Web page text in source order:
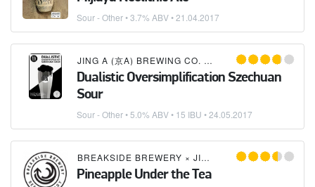
Sour - Other• 3.7% ABV •21.04.2017
JING A (京A) BREWING CO. PASTEUR STREET
Dualistic Oversimplification Szechuan
Sour
Sour - Other• 5.0% ABV • 15 IBU •24.05.2017
BREAKSIDE BREWERY × JING A (京A) BREWING CO.
Pineapple Under the Tea